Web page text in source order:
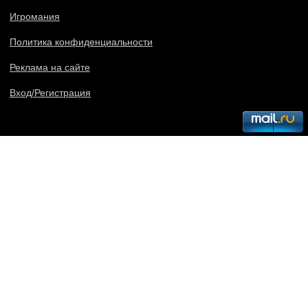
Игромания
Политика конфиденциальности
Реклама на сайте
Вход/Регистрация